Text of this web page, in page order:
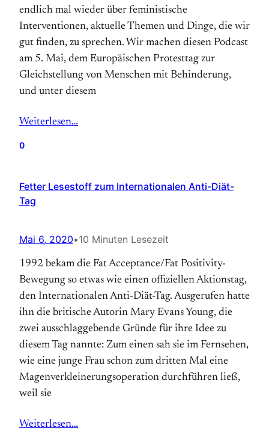
endlich mal wieder über feministische
Interventionen, aktuelle Themen und Dinge, die wir
gut finden, zu sprechen. Wir machen diesen Podcast
am 5. Mai, dem Europäischen Protesttag zur
Gleichstellung von Menschen mit Behinderung,
und unter diesem
Weiterlesen…
0
Fetter Lesestoff zum Internationalen Anti-Diät-
Tag
Mai 6, 2020•10 Minuten Lesezeit
1992 bekam die Fat Acceptance/Fat Positivity-
Bewegung so etwas wie einen offiziellen Aktions­tag,
den Internationalen Anti-Diät-Tag. Aus­gerufen hatte
ihn die britische Autorin Mary Evans Young, die
zwei ausschlaggebende Gründe für ihre Idee zu
diesem Tag nannte: Zum einen sah sie im Fernsehen,
wie eine junge Frau schon zum dritten Mal eine
Magen­verkleinerungs­operation durchführen ließ,
weil sie
Weiterlesen…